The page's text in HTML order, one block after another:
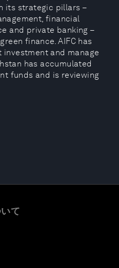
its strategic pillars –
financial
and private banking –
finance. AIFC has
and manage
has accumulated
funds and is reviewing
て